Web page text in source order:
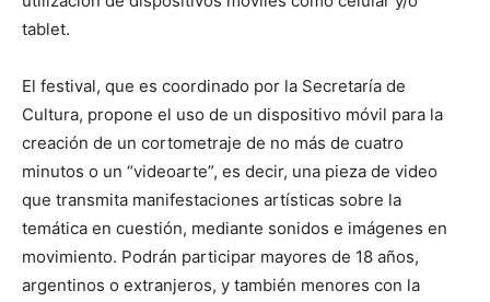
tablet.
El festival, que es coordinado por la Secretaría de
Cultura, propone el uso de un dispositivo móvil para la
creación de un cortometraje de no más de cuatro
minutos o un “videoarte”, es decir, una pieza de video
que transmita manifestaciones artísticas sobre la
temática en cuestión, mediante sonidos e imágenes en
movimiento. Podrán participar mayores de 18 años,
argentinos o extranjeros, y también menores con la